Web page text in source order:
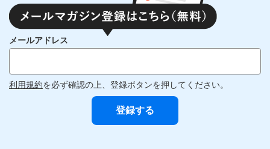
メールアドレス
利用規約を必ず確認の上、登録ボタンを押してください。